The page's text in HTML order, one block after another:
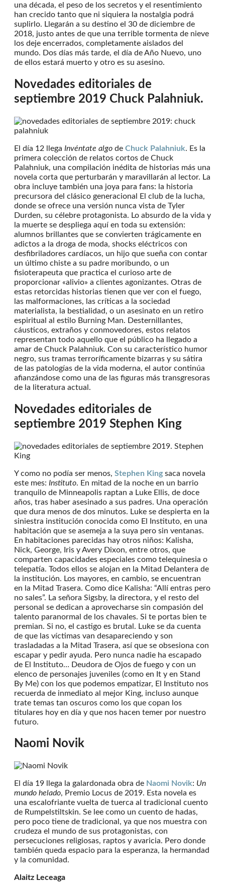
una década, el peso de los secretos y el resentimiento
han crecido tanto que ni siquiera la nostalgia podrá
suplirlo. Llegarán a su destino el 30 de diciembre de
2018, justo antes de que una terrible tormenta de nieve
los deje encerrados, completamente aislados del
mundo. Dos días más tarde, el día de Año Nuevo, uno
de ellos estará muerto y otro es su asesino.
Novedades editoriales de
septiembre 2019 Chuck Palahniuk.
El día 12 llega Invéntate algo de Chuck Palahniuk. Es la
primera colección de relatos cortos de Chuck
Palahniuk, una compilación inédita de historias más una
novela corta que perturbarán y maravillarán al lector. La
obra incluye también una joya para fans: la historia
precursora del clásico generacional El club de la lucha,
donde se ofrece una versión nunca vista de Tyler
Durden, su célebre protagonista. Lo absurdo de la vida y
la muerte se despliega aquí en toda su extensión:
alumnos brillantes que se convierten trágicamente en
adictos a la droga de moda, shocks eléctricos con
desfibriladores cardíacos, un hijo que sueña con contar
un último chiste a su padre moribundo, o un
fisioterapeuta que practica el curioso arte de
proporcionar «alivio» a clientes agonizantes. Otras de
estas retorcidas historias tienen que ver con el fuego,
las malformaciones, las críticas a la sociedad
materialista, la bestialidad, o un asesinato en un retiro
espiritual al estilo Burning Man. Desternillantes,
cáusticos, extraños y conmovedores, estos relatos
representan todo aquello que el público ha llegado a
amar de Chuck Palahniuk. Con su característico humor
negro, sus tramas terroríficamente bizarras y su sátira
de las patologías de la vida moderna, el autor continúa
afianzándose como una de las figuras más transgresoras
de la literatura actual.
Novedades editoriales de
septiembre 2019 Stephen King
Y como no podía ser menos, Stephen Kingsaca novela
este mes: Instituto. En mitad de la noche en un barrio
tranquilo de Minneapolis raptan a Luke Ellis, de doce
años, tras haber asesinado a sus padres. Una operación
que dura menos de dos minutos. Luke se despierta en la
siniestra institución conocida como El Instituto, en una
habitación que se asemeja a la suya pero sin ventanas.
En habitaciones parecidas hay otros niños: Kalisha,
Nick, George, Iris y Avery Dixon, entre otros, que
comparten capacidades especiales como telequinesia o
telepatía. Todos ellos se alojan en la Mitad Delantera de
la institución. Los mayores, en cambio, se encuentran
en la Mitad Trasera. Como dice Kalisha: “Allí entras pero
no sales”. La señora Sigsby, la directora, y el resto del
personal se dedican a aprovecharse sin compasión del
talento paranormal de los chavales. Si te portas bien te
premian. Si no, el castigo es brutal. Luke se da cuenta
de que las víctimas van desapareciendo y son
trasladadas a la Mitad Trasera, así que se obsesiona con
escapar y pedir ayuda. Pero nunca nadie ha escapado
de El Instituto… Deudora de Ojos de fuego y con un
elenco de personajes juveniles (como en It y en Stand
By Me) con los que podemos empatizar, El Instituto nos
recuerda de inmediato al mejor King, incluso aunque
trate temas tan oscuros como los que copan los
titulares hoy en día y que nos hacen temer por nuestro
futuro.
Naomi Novik
El día 19 llega la galardonada obra de Naomi Novik: Un
mundo helado, Premio Locus de 2019. Esta novela es
una escalofriante vuelta de tuerca al tradicional cuento
de Rumpelstiltskin. Se lee como un cuento de hadas,
pero poco tiene de tradicional, ya que nos muestra con
crudeza el mundo de sus protagonistas, con
persecuciones religiosas, raptos y avaricia. Pero donde
también queda espacio para la esperanza, la hermandad
y la comunidad.
Alaitz Leceaga